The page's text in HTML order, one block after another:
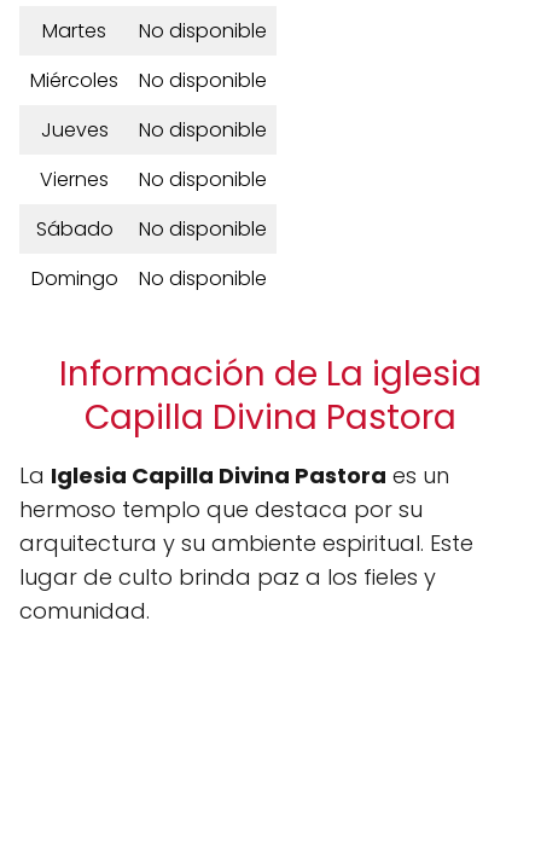
Martes
No disponible
Miércoles
No disponible
Jueves
No disponible
Viernes
No disponible
Sábado
No disponible
Domingo
No disponible
Información de La iglesia
Capilla Divina Pastora
La Iglesia Capilla Divina Pastora es un
hermoso templo que destaca por su
arquitectura y su ambiente espiritual. Este
lugar de culto brinda paz a los fieles y
comunidad.